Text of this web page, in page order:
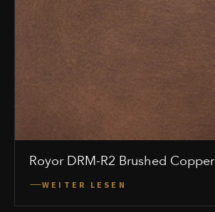
Royor DRM-R2 Brushed Copper
WEITER LESEN